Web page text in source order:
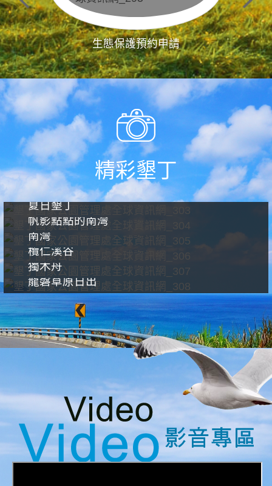
生態保護預約申請
精彩墾丁
夏日墾丁
帆影點點的南灣
南灣
欖仁溪谷
獨木舟
龍磐草原日出